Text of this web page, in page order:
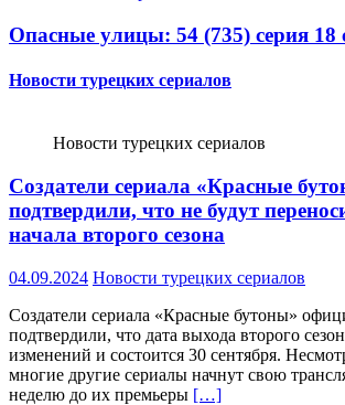
Опасные улицы: 54 (735) серия 18
Новости турецких сериалов
Новости турецких сериалов
Создатели сериала «Красные
подтвердили, что не будут
начала второго сезона
04.09.2024 Новости турецких сериалов
Создатели сериала «Красные бутоны»
подтвердили, что дата выхода второго
изменений и состоится 30 сентября.
многие другие сериалы начнут свою
неделю до их премьеры […]